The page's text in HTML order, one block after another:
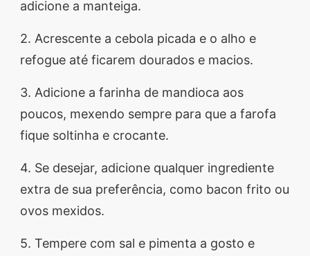
adicione a manteiga.
2. Acrescente a cebola picada e o alho e
refogue até ficarem dourados e macios.
3. Adicione a farinha de mandioca aos
poucos, mexendo sempre para que a farofa
fique soltinha e crocante.
4. Se desejar, adicione qualquer ingrediente
extra de sua preferência, como bacon frito ou
ovos mexidos.
5. Tempere com sal e pimenta a gosto e